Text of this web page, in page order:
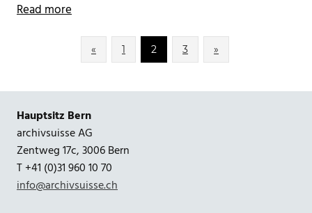
Read more
« Previous
Posts
1 2 3
Next
Posts
»
Hauptsitz Bern
archivsuisse AG
Zentweg 17c, 3006 Bern
T +41 (0)31 960 10 70
info@archivsuisse.ch